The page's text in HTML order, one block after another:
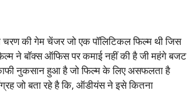
चरण की गेम चेंजर जो एक पॉलिटिकल फिल्म थी जिस
ने बॉक्स ऑफिस पर कमाई नहीं की है जी महंगे बजट
नुकसान हुआ है जो फिल्म के लिए असफलता है
जो बता रहे है कि, ऑडीयंस ने इसे कितना